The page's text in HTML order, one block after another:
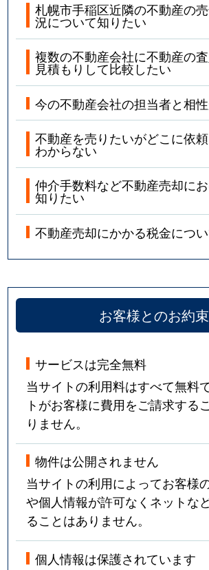
札幌市手稲区近隣の不動産の
況について知りたい
複数の不動産会社に不動産の
見積もりして比較したい
今の不動産会社の担当者と相
不動産を売りたいがどこに依
わからない
仲介手数料など不動産売却に
知りたい
不動産売却にかかる税金につ
お客様とのお約束
サービスは完全無料
当サイトの利用料はすべて無料
トがお客様に費用をご請求する
りません。
物件は公開されません
当サイトの利用によってお客様
や個人情報が許可なくネットな
ることはありません。
個人情報は保護されています